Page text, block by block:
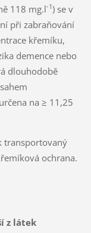
118 mg.l-1) se v
při zabraňování
křemíku,
demence nebo
dlouhodobě
na ≥ 11,25
transportovaný
ochrana.
z látek